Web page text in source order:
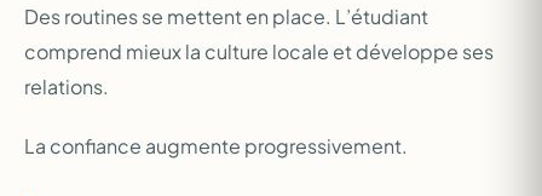
Des routines se mettent en place. L’étudiant
comprend mieux la culture locale et développe ses
relations.
La confiance augmente progressivement.